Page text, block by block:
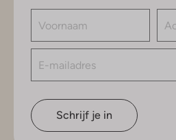
Schrijf je in